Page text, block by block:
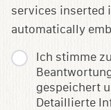
Ich stimme
gespeichert
Detaillierte
services inserted
automatically